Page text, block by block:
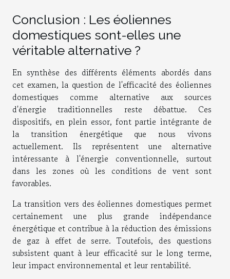
Conclusion : Les éoliennes
domestiques sont-elles une
véritable alternative ?
En synthèse des différents éléments abordés dans
cet examen, la question de l'efficacité des éoliennes
domestiques comme alternative aux sources
d'énergie traditionnelles reste débattue. Ces
dispositifs, en plein essor, font partie intégrante de
la transition énergétique que nous vivons
actuellement. Ils représentent une alternative
intéressante à l'énergie conventionnelle, surtout
dans les zones où les conditions de vent sont
favorables.
La transition vers des éoliennes domestiques permet
certainement une plus grande indépendance
énergétique et contribue à la réduction des émissions
de gaz à effet de serre. Toutefois, des questions
subsistent quant à leur efficacité sur le long terme,
leur impact environnemental et leur rentabilité.